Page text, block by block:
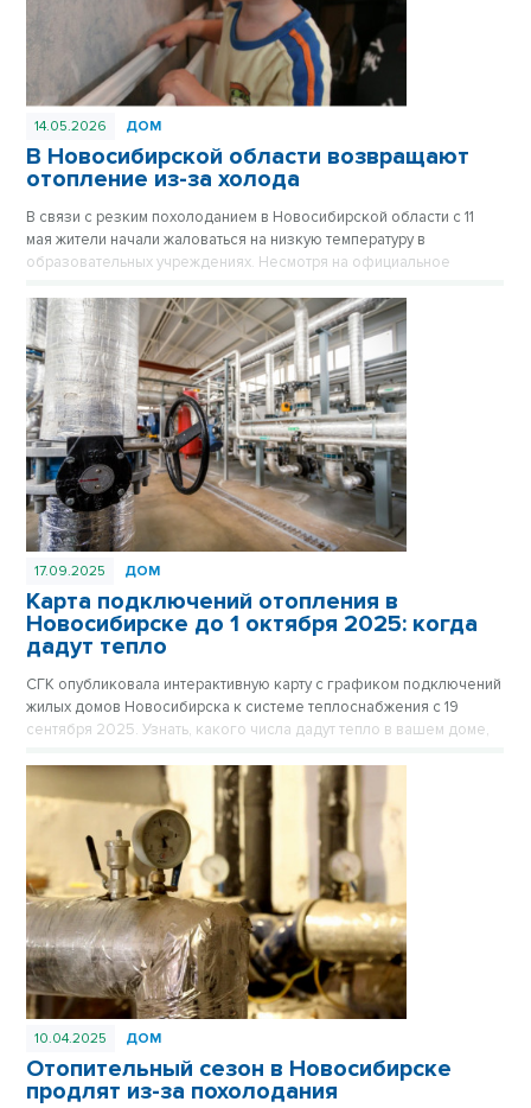
14.05.2026 ДОМ
В Новосибирской области возвращают
отопление из-за холода
В связи с резким похолоданием в Новосибирской области с 11
мая жители начали жаловаться на низкую температуру в
образовательных учреждениях. Несмотря на официальное
экстренного возврата тепла в школы и детские сады по заявкам
руководителей.
17.09.2025 ДОМ
Карта подключений отопления в
Новосибирске до 1 октября 2025: когда
дадут тепло
СГК опубликовала интерактивную карту с графиком подключений
жилых домов Новосибирска к системе теплоснабжения с 19
сентября 2025. Узнать, какого числа дадут тепло в вашем доме,
10.04.2025 ДОМ
Отопительный сезон в Новосибирске
продлят из-за похолодания